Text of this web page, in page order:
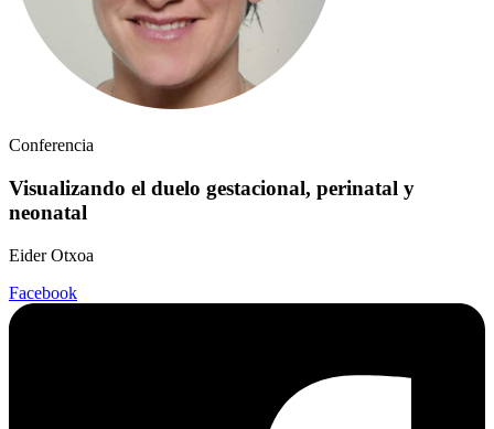
Conferencia
Visualizando el duelo gestacional, perinatal y
neonatal
Eider Otxoa
Facebook